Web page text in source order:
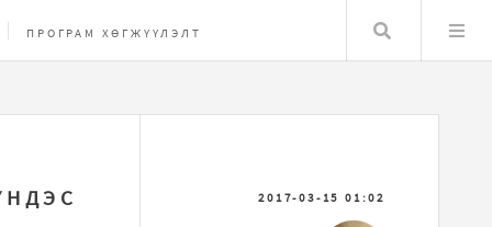
ПРОГРАМ ХӨГЖҮҮЛЭЛТ Хайлт
2017-03-15 01:02